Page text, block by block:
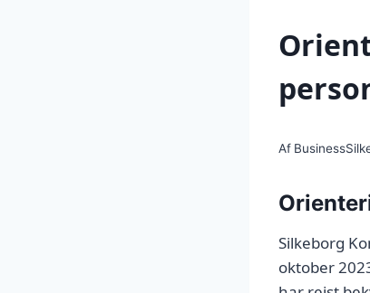
Af
Silkeborg
oktober